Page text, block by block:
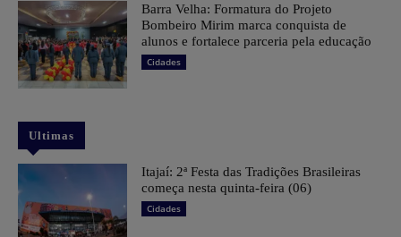
Barra Velha: Formatura do Projeto
Bombeiro Mirim marca conquista de
alunos e fortalece parceria pela educação
Cidades
Ultimas
​Itajaí: 2ª Festa das Tradições Brasileiras
começa nesta quinta-feira (06)
Cidades